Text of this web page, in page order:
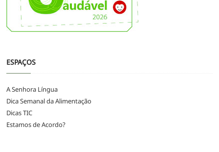
ESPAÇOS
A Senhora Língua
Dica Semanal da Alimentação
Dicas TIC
Estamos de Acordo?